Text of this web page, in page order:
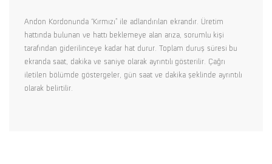
Andon Kordonunda “Kırmızı” ile adlandırılan ekrandır. Üretim
hattında bulunan ve hattı beklemeye alan arıza, sorumlu kişi
tarafından giderilinceye kadar hat durur. Toplam duruş süresi bu
ekranda saat, dakika ve saniye olarak ayrıntılı gösterilir. Çağrı
iletilen bölümde göstergeler, gün saat ve dakika şeklinde ayrıntılı
olarak belirtilir.